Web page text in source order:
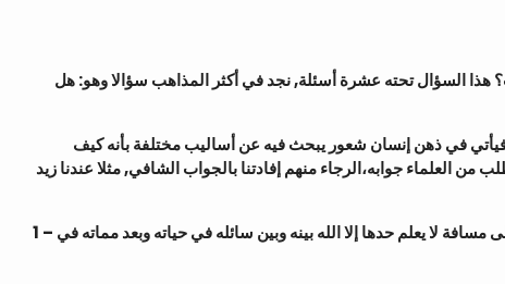
هذا السؤال تحته عشرة أسئلة, نجد في أكثر المذاهب سؤالا وهو: هل
فيأتي في ذهن إنسان شعور يبحث فيه عن أساليب مختلفة بأنه كيف
العلماء جوابه،الرجاء منهم إفادتنا بالجواب الشافي, مثلا عندنا زيد
1 – إن كان هناك أحد غير الله يفرج كربه فمن هو الذي يسمع،ويجيب على مسافة لا يعلم حدها إلا الله بينه وبين سائله في حياته وبعد مماته في